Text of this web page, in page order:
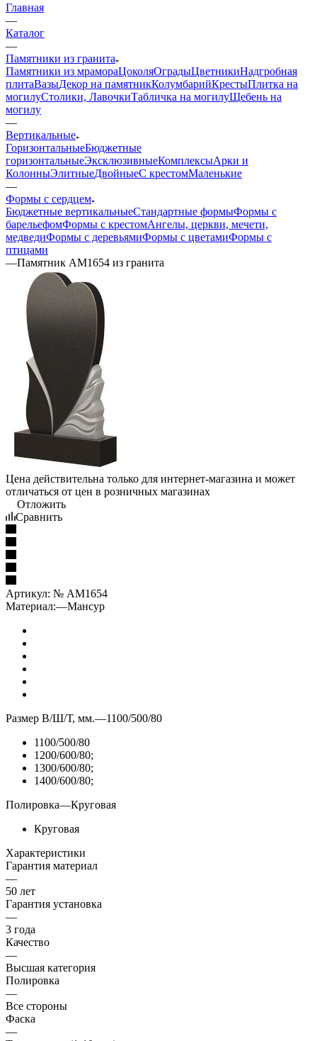
Главная
—
Каталог
—
Памятники из гранита
Памятники из мрамораЦоколяОградыЦветникиНадгробная
плитаВазыДекор на памятникКолумбарийКрестыПлитка на
могилуСтолики, ЛавочкиТабличка на могилуЩебень на
могилу
—
Вертикальные
ГоризонтальныеБюджетные
горизонтальныеЭксклюзивныеКомплексыАрки и
КолонныЭлитныеДвойныеС крестомМаленькие
—
Формы с сердцем
Бюджетные вертикальныеСтандартные формыФормы с
барельефомФормы с крестомАнгелы, церкви, мечети,
медведиФормы с деревьямиФормы с цветамиФормы с
птицами
—Памятник AM1654 из гранита
Цена действительна только для интернет-магазина и может
отличаться от цен в розничных магазинах
Отложить
Сравнить
Артикул: № AM1654
Материал:—Мансур
Размер В/Ш/Т, мм.—1100/500/80
1100/500/80
1200/600/80;
1300/600/80;
1400/600/80;
Полировка—Круговая
Круговая
Характеристики
Гарантия материал
—
50 лет
Гарантия установка
—
3 года
Качество
—
Высшая категория
Полировка
—
Все стороны
Фаска
—